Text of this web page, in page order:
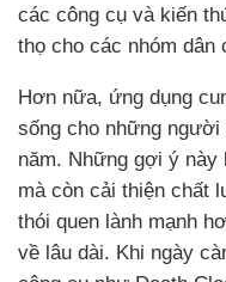
các công cụ và kiến
thọ cho các nhóm dân
Hơn nữa, ứng dụng
sống cho những
năm. Những gợi ý này
mà còn cải thiện chất
thói quen lành mạnh
về lâu dài. Khi ngày